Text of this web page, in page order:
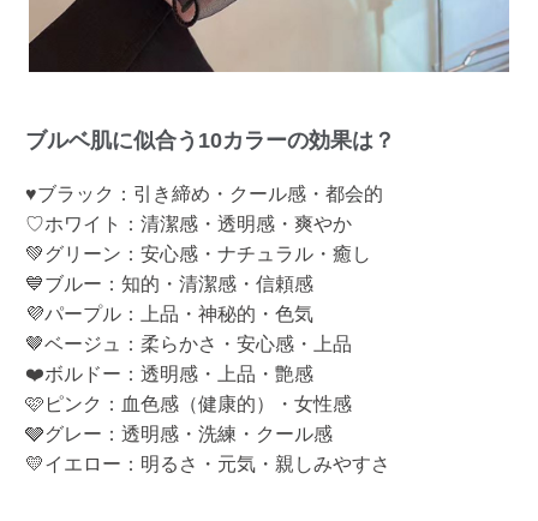
ブルベ肌に似合う10カラーの効果は？
♥ブラック：引き締め・クール感・都会的
♡ホワイト：清潔感・透明感・爽やか
💚グリーン：安心感・ナチュラル・癒し
💙ブルー：知的・清潔感・信頼感
💜パープル：上品・神秘的・色気
🤎ベージュ：柔らかさ・安心感・上品
❤️ボルドー：透明感・上品・艶感
🩷ピンク：血色感（健康的）・女性感
🩶グレー：透明感・洗練・クール感
💛イエロー：明るさ・元気・親しみやすさ